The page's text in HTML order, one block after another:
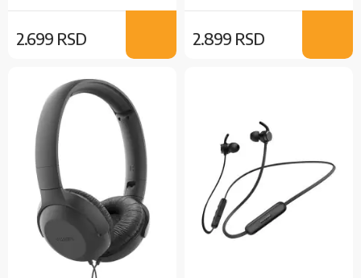
2.699 RSD 2.899 RSD